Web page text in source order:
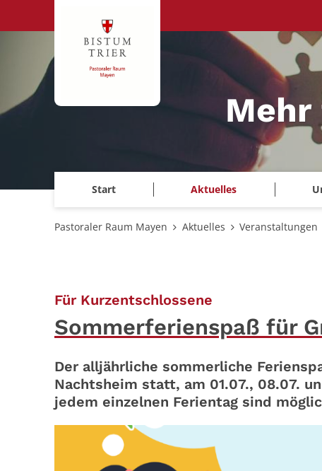
Start Aktuelles
Pastoraler Raum Mayen Aktuelles Veranstaltungen
Für Kurzentschlossene
Sommerferienspaß für
Der alljährliche sommerliche
Nachtsheim statt, am 01.07., 08.07.
jedem einzelnen Ferientag sind